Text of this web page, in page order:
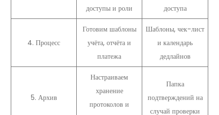
доступы и роли
доступа
4. Процесс
Готовим шаблоны
учёта, отчёта и
платежа
Шаблоны, чек-лист
и календарь
дедлайнов
5. Архив
Настраиваем
хранение
протоколов и
Папка
подтверждений на
случай проверки